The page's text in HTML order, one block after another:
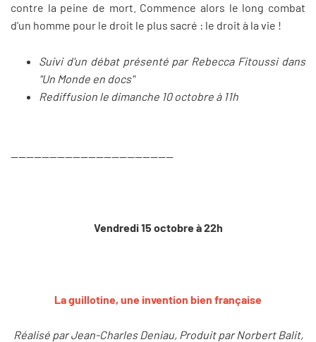
contre la peine de mort. Commence alors le long combat
d'un homme pour le droit le plus sacré : le droit à la vie !
Suivi d'un débat présenté par Rebecca Fitoussi dans
"Un Monde en docs"
Rediffusion le dimanche 10 octobre à 11h
------------------------------------------
Vendredi 15 octobre à 22h
La guillotine, une invention bien française
Réalisé par Jean-Charles Deniau, Produit par Norbert Balit,